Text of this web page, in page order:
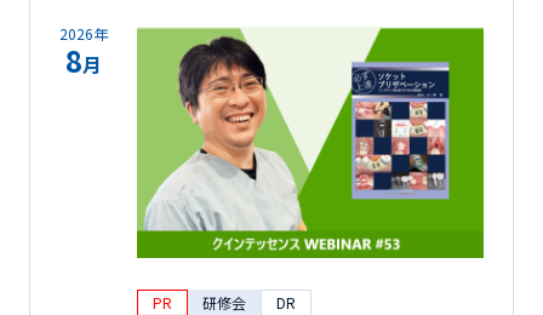
2026年
8月
PR 研修会 DR